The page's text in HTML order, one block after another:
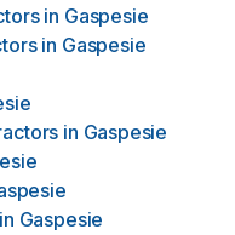
in Gaspesie
in Gaspesie
in Gaspesie
in Gaspesie